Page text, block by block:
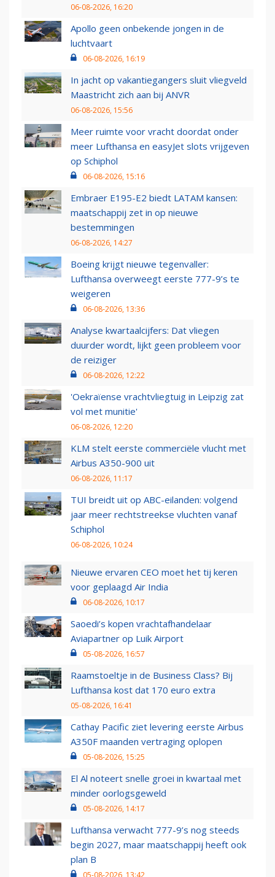
06-08-2026, 16:20
Apollo geen onbekende jongen in de
luchtvaart
06-08-2026, 16:19
In jacht op vakantiegangers sluit vliegveld
Maastricht zich aan bij ANVR
06-08-2026, 15:56
Meer ruimte voor vracht doordat onder
meer Lufthansa en easyJet slots vrijgeven
op Schiphol
06-08-2026, 15:16
Embraer E195-E2 biedt LATAM kansen:
maatschappij zet in op nieuwe
bestemmingen
06-08-2026, 14:27
Boeing krijgt nieuwe tegenvaller:
Lufthansa overweegt eerste 777-9’s te
weigeren
06-08-2026, 13:36
Analyse kwartaalcijfers: Dat vliegen
duurder wordt, lijkt geen probleem voor
de reiziger
06-08-2026, 12:22
'Oekraïense vrachtvliegtuig in Leipzig zat
vol met munitie'
06-08-2026, 12:20
KLM stelt eerste commerciële vlucht met
Airbus A350-900 uit
06-08-2026, 11:17
TUI breidt uit op ABC-eilanden: volgend
jaar meer rechtstreekse vluchten vanaf
Schiphol
06-08-2026, 10:24
Nieuwe ervaren CEO moet het tij keren
voor geplaagd Air India
06-08-2026, 10:17
Saoedi’s kopen vrachtafhandelaar
Aviapartner op Luik Airport
05-08-2026, 16:57
Raamstoeltje in de Business Class? Bij
Lufthansa kost dat 170 euro extra
05-08-2026, 16:41
Cathay Pacific ziet levering eerste Airbus
A350F maanden vertraging oplopen
05-08-2026, 15:25
El Al noteert snelle groei in kwartaal met
minder oorlogsgeweld
05-08-2026, 14:17
Lufthansa verwacht 777-9’s nog steeds
begin 2027, maar maatschappij heeft ook
plan B
05-08-2026, 13:42